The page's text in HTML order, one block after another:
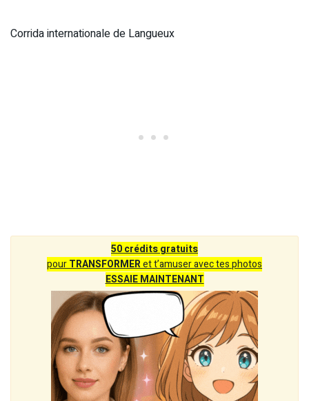
Corrida internationale de Langueux
50 crédits gratuits
pourTRANSFORMERet t’amuser avec tes photos
ESSAIE MAINTENANT